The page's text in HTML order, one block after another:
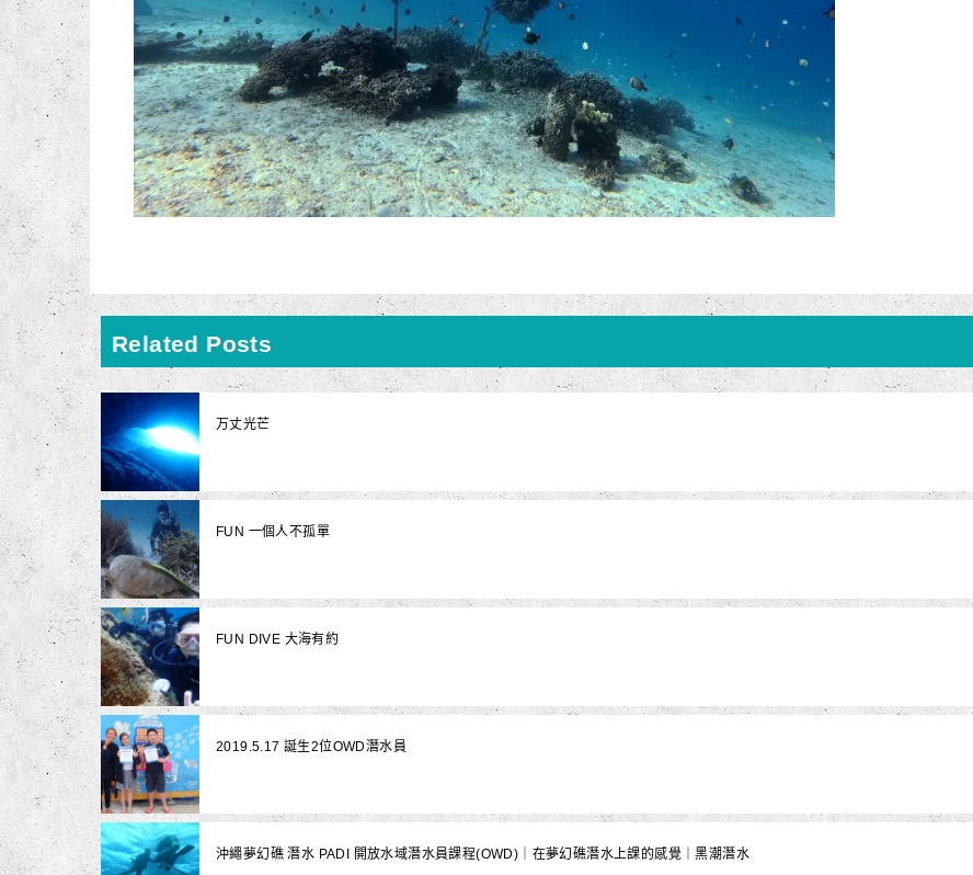
Related Posts
万丈光芒
FUN 一個人不孤單
FUN DIVE 大海有約
2019.5.17 誕生2位OWD潛水員
沖繩夢幻礁 潛水 PADI 開放水域潛水員課程(OWD)｜在夢幻礁潛水上課的感覺｜黑潮潛水